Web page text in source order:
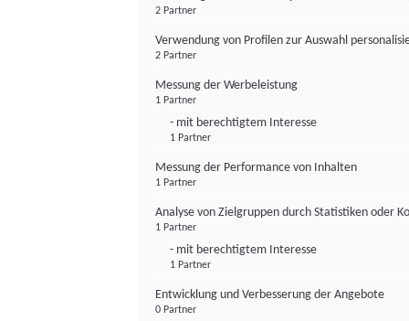
2 Partner
Verwendung von Profilen zur Auswahl
2 Partner
Messung der Werbeleistung
1 Partner
- mit berechtigtem Interesse
1 Partner
Messung der Performance von Inhalten
1 Partner
Analyse von Zielgruppen durch Statistiken oder
1 Partner
- mit berechtigtem Interesse
1 Partner
Entwicklung und Verbesserung der Angebote
0 Partner